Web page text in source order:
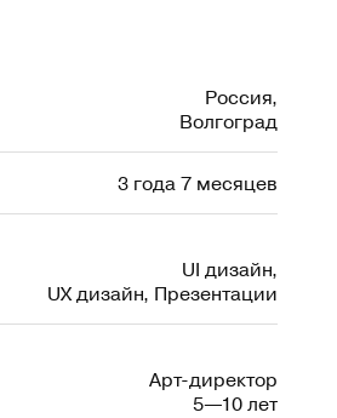
Россия,
Волгоград
3 года 7 месяцев
UI дизайн,
UX дизайн, Презентации
Арт-директор
5—10 лет